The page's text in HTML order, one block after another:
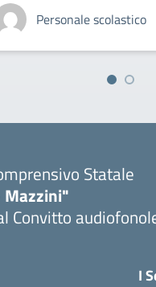
Personale scolastico
Statale
Mazzini"
Convitto
I